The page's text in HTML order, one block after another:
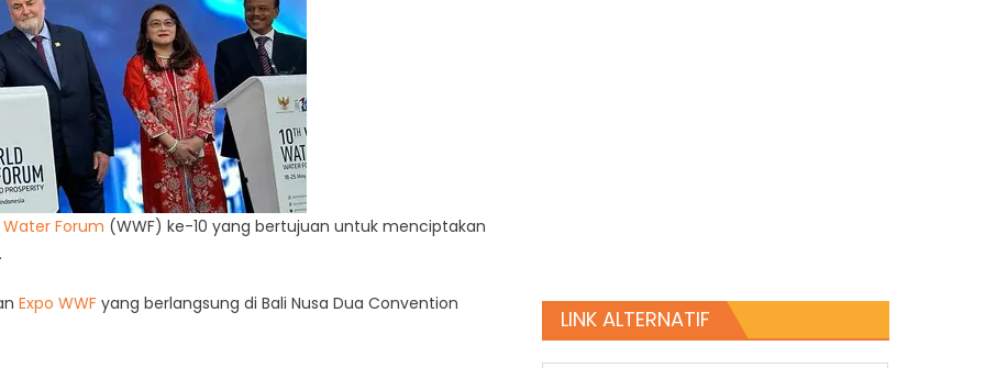
Forum (WWF) ke-10 yang bertujuan untuk menciptakan
Expo WWF yang berlangsung di Bali Nusa Dua Convention
LINK ALTERNATIF